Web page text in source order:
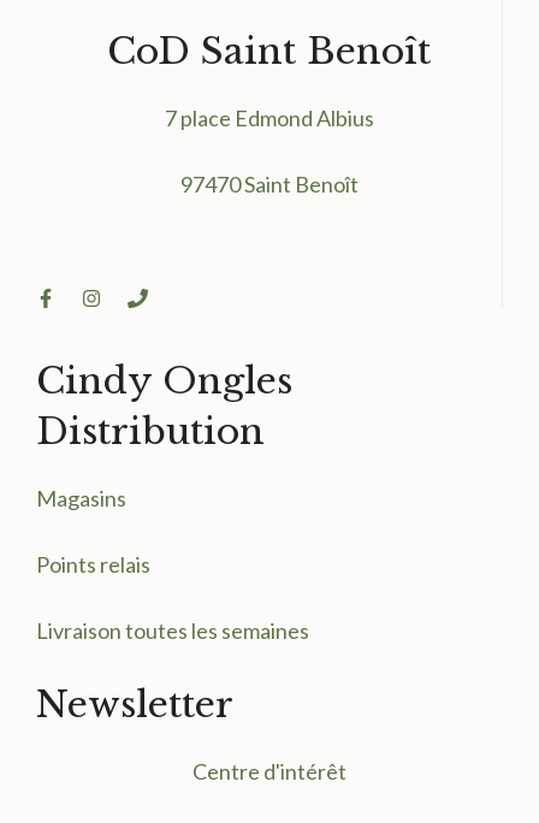
CoD Saint Benoît
7 place Edmond Albius
97470 Saint Benoît
Cindy Ongles
Distribution
Magasins
Points relais
Livraison toutes les semaines
Newsletter
Centre d'intérêt